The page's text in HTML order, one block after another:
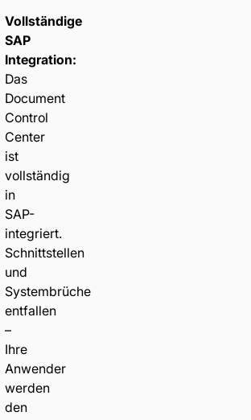
Vollständige
SAP
Integration:
Das
Document
Control
Center
ist
vollständig
in
SAP-
integriert.
Schnittstellen
und
Systembrüche
entfallen
–
Ihre
Anwender
werden
den